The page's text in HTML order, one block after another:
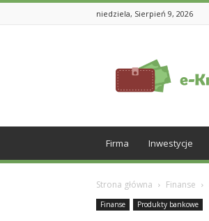
niedziela, Sierpień 9, 2026
Kredytowanie.pl
Firma Inwestycje
Strona główna Finanse
Finanse Produkty bankowe